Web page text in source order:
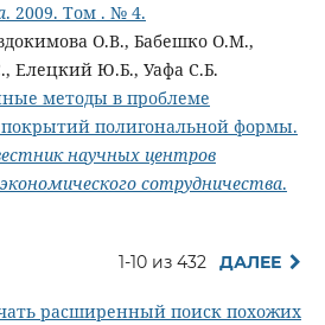
. 2009. Том . № 4.
О.В., Бабешко О.М.,
Елецкий Ю.Б., Уафа С.Б.
методы в проблеме
полигональной формы.
научных центров
сотрудничества.
1-10 из 432 ДАЛЕЕ
расширенный поиск похожих